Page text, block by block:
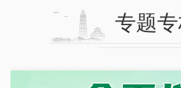
专题